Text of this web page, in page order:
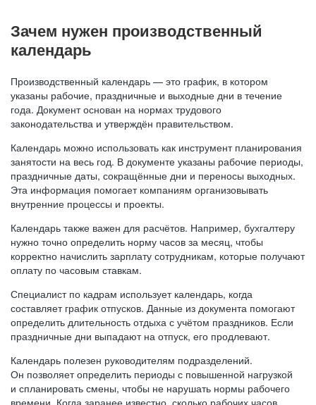
Зачем нужен производственный
календарь
Производственный календарь — это график, в котором
указаны рабочие, праздничные и выходные дни в течение
года. Документ основан на нормах трудового
законодательства и утверждён правительством.
Календарь можно использовать как инструмент планирования
занятости на весь год. В документе указаны рабочие периоды,
праздничные даты, сокращённые дни и переносы выходных.
Эта информация помогает компаниям организовывать
внутренние процессы и проекты.
Календарь также важен для расчётов. Например, бухгалтеру
нужно точно определить норму часов за месяц, чтобы
корректно начислить зарплату сотрудникам, которые получают
оплату по часовым ставкам.
Специалист по кадрам использует календарь, когда
составляет график отпусков. Данные из документа помогают
определить длительность отдыха с учётом праздников. Если
праздничные дни выпадают на отпуск, его продлевают.
Календарь полезен руководителям подразделений.
Он позволяет определить периоды с повышенной нагрузкой
и спланировать смены, чтобы не нарушать нормы рабочего
времени. Когда заранее известно, сколько рабочих часов